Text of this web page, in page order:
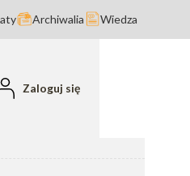
Archiwalia Wiedza
0. Zobacz szczegóły
Zaloguj się